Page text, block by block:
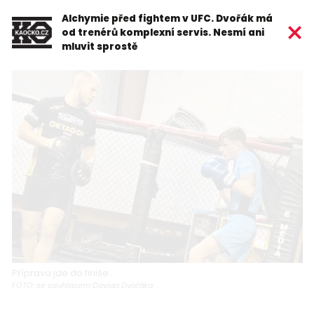
Alchymie před fightem v UFC. Dvořák má
od trenérů komplexní servis. Nesmí ani
mluvit sprostě